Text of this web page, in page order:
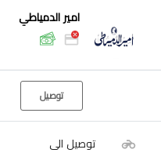
امير الدمياطي
توصيل
توصيل الى